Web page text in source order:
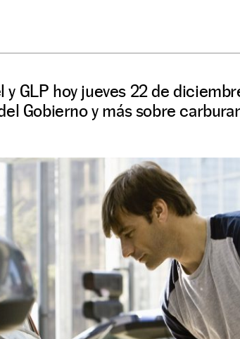
GLP hoy jueves 22 de
Gobierno y más sobre